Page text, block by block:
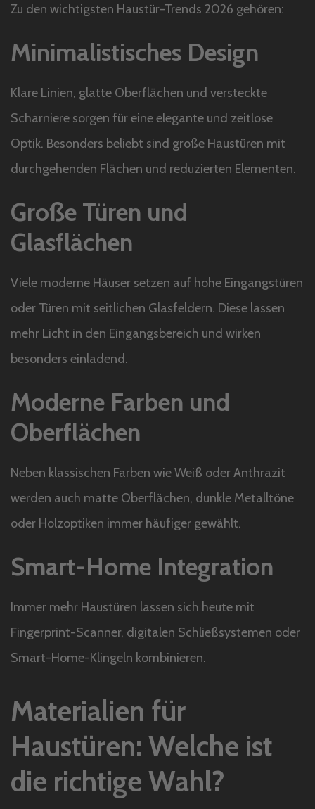
Zu den wichtigsten Haustür-Trends 2026 gehören:
Minimalistisches Design
Klare Linien, glatte Oberflächen und versteckte
Scharniere sorgen für eine elegante und zeitlose
Optik. Besonders beliebt sind große Haustüren mit
durchgehenden Flächen und reduzierten Elementen.
Große Türen und
Glasflächen
Viele moderne Häuser setzen auf hohe Eingangstüren
oder Türen mit seitlichen Glasfeldern. Diese lassen
mehr Licht in den Eingangsbereich und wirken
besonders einladend.
Moderne Farben und
Oberflächen
Neben klassischen Farben wie Weiß oder Anthrazit
werden auch matte Oberflächen, dunkle Metalltöne
oder Holzoptiken immer häufiger gewählt.
Smart-Home Integration
Immer mehr Haustüren lassen sich heute mit
Fingerprint-Scanner, digitalen Schließsystemen oder
Smart-Home-Klingeln kombinieren.
Materialien für
Haustüren: Welche ist
die richtige Wahl?